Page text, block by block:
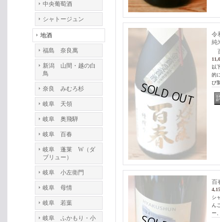
中央葡萄酒
シャトージュン
地酒
福島 奈良萬
新潟 山間・越の白
鳥
奈良 みむろ杉
岐阜 天領
岐阜 奥飛騨
岐阜 百春
岐阜 蓬莱 W（ダ
ブリュー）
岐阜 小左衛門
岐阜 母情
岐阜 若葉
岐阜 ふかもり・小
令
純
以
的
び
百
シ
ん
ー